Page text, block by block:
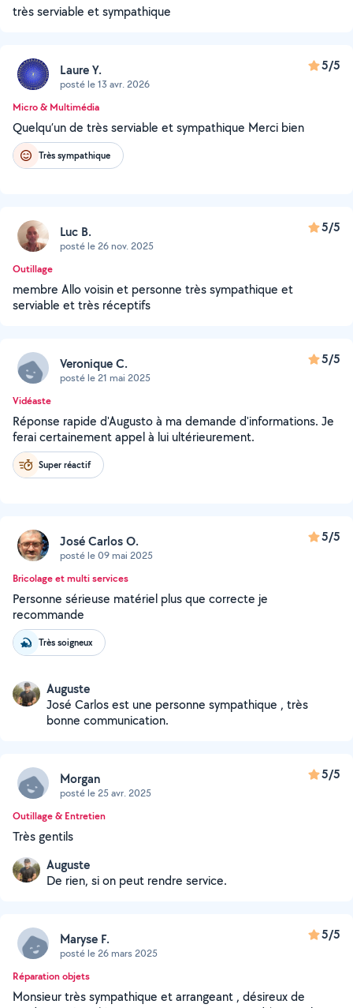
très serviable et sympathique
Laure Y.
posté le 13 avr. 2026
5/5
Micro & Multimédia
Quelqu’un de très serviable et sympathique Merci bien
Très sympathique
Luc B.
posté le 26 nov. 2025
5/5
Outillage
membre Allo voisin et personne très sympathique et
serviable et très réceptifs
Veronique C.
posté le 21 mai 2025
5/5
Vidéaste
Réponse rapide d'Augusto à ma demande d'informations. Je
ferai certainement appel à lui ultérieurement.
Super réactif
José Carlos O.
posté le 09 mai 2025
5/5
Bricolage et multi services
Personne sérieuse matériel plus que correcte je
recommande
Très soigneux
Auguste
José Carlos est une personne sympathique , très
bonne communication.
Morgan
posté le 25 avr. 2025
5/5
Outillage & Entretien
Très gentils
Auguste
De rien, si on peut rendre service.
Maryse F.
posté le 26 mars 2025
5/5
Réparation objets
Monsieur très sympathique et arrangeant , désireux de